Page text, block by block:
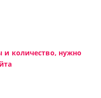
и количество, нужно